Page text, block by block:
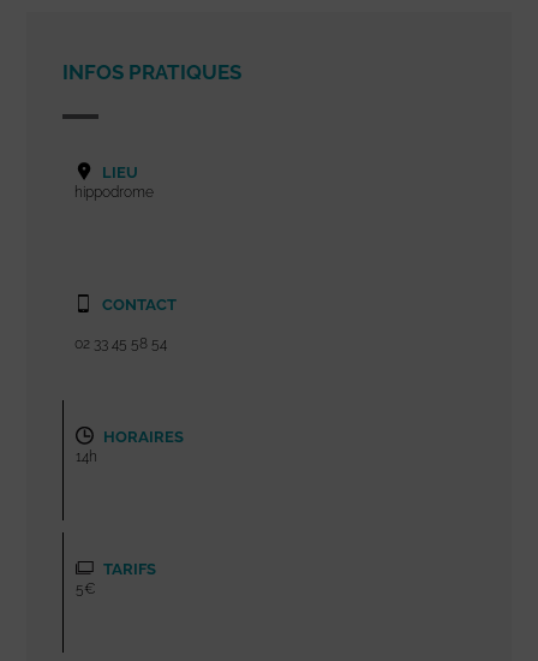
INFOS PRATIQUES
LIEU
hippodrome
CONTACT
02 33 45 58 54
HORAIRES
14h
TARIFS
5€